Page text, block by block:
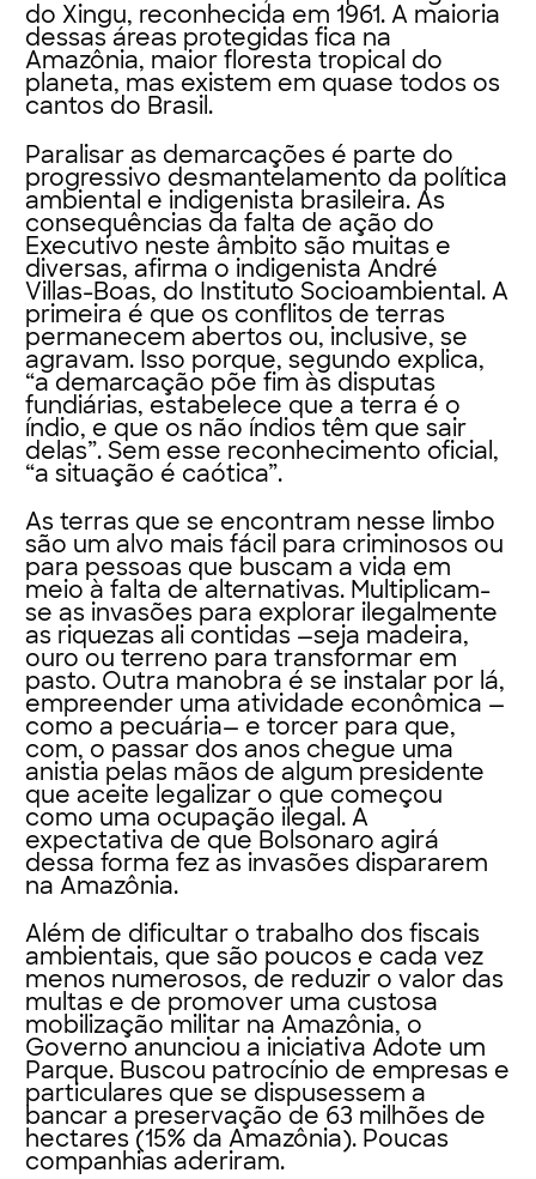
do Xingu, reconhecida em 1961. A maioria
dessas áreas protegidas fica na
Amazônia, maior floresta tropical do
planeta, mas existem em quase todos os
cantos do Brasil.
Paralisar as demarcações é parte do
progressivo desmantelamento da política
ambiental e indigenista brasileira. As
consequências da falta de ação do
Executivo neste âmbito são muitas e
diversas, afirma o indigenista André
Villas-Boas, do Instituto Socioambiental. A
primeira é que os conflitos de terras
permanecem abertos ou, inclusive, se
agravam. Isso porque, segundo explica,
“a demarcação põe fim às disputas
fundiárias, estabelece que a terra é o
índio, e que os não índios têm que sair
delas”. Sem esse reconhecimento oficial,
“a situação é caótica”.
As terras que se encontram nesse limbo
são um alvo mais fácil para criminosos ou
para pessoas que buscam a vida em
meio à falta de alternativas. Multiplicam-
se as invasões para explorar ilegalmente
as riquezas ali contidas —seja madeira,
ouro ou terreno para transformar em
pasto. Outra manobra é se instalar por lá,
empreender uma atividade econômica —
como a pecuária— e torcer para que,
com, o passar dos anos chegue uma
anistia pelas mãos de algum presidente
que aceite legalizar o que começou
como uma ocupação ilegal. A
expectativa de que Bolsonaro agirá
dessa forma fez as invasões dispararem
na Amazônia.
Além de dificultar o trabalho dos fiscais
ambientais, que são poucos e cada vez
menos numerosos, de reduzir o valor das
multas e de promover uma custosa
mobilização militar na Amazônia, o
Governo anunciou a iniciativa Adote um
Parque. Buscou patrocínio de empresas e
particulares que se dispusessem a
bancar a preservação de 63 milhões de
hectares (15% da Amazônia). Poucas
companhias aderiram.